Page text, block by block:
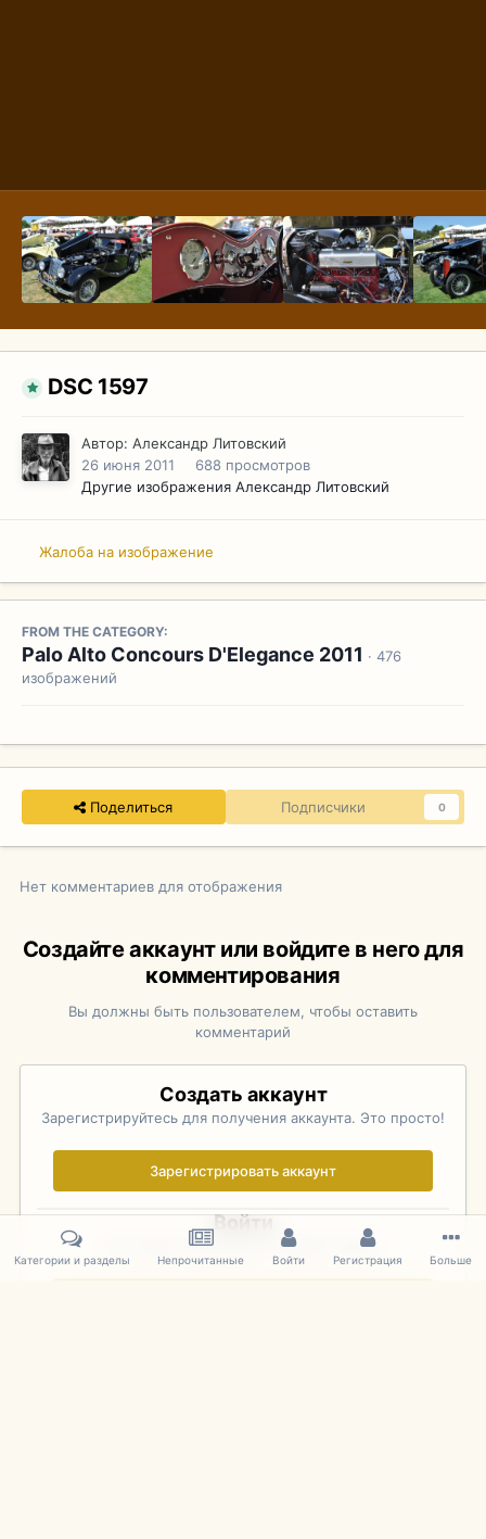
DSC 1597
Автор: Александр Литовский
26 июня 2011
688 просмотров
Другие изображения Александр Литовский
Жалоба на изображение
FROM THE CATEGORY:
Palo Alto Concours D'Elegance 2011 · 476
изображений
Поделиться Подписчики 0
Нет комментариев для отображения
Создайте аккаунт или войдите в него для
комментирования
Вы должны быть пользователем, чтобы оставить
комментарий
Создать аккаунт
Зарегистрируйтесь для получения аккаунта. Это просто!
Зарегистрировать аккаунт
Войти
Уже зарегистрированы? Войдите здесь.
Категории и разделы Непрочитанные Войти Регистрация Больше